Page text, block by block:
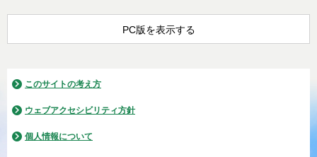
PC版を表示する
このサイトの考え方
ウェブアクセシビリティ方針
個人情報について